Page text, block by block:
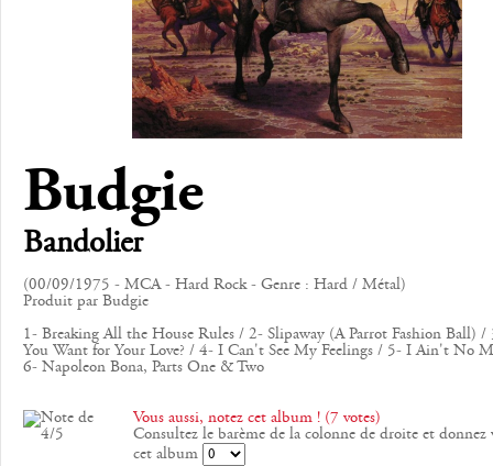
Budgie
Bandolier
(00/09/1975 - MCA - Hard Rock - Genre : Hard / Métal)
Produit par Budgie
1- Breaking All the House Rules / 2- Slipaway (A Parrot Fashion Ball)
You Want for Your Love? / 4- I Can't See My Feelings / 5- I Ain't No
6- Napoleon Bona, Parts One & Two
Vous aussi, notez cet album ! (7 votes)
Consultez le barème de la colonne de droite et donnez
cet album